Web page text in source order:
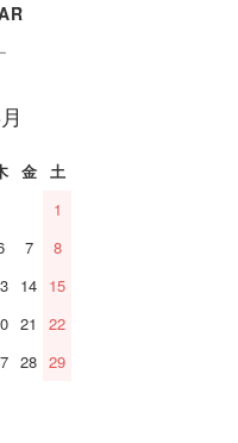
金
土
1
7
8
14 15
21
22
28 29